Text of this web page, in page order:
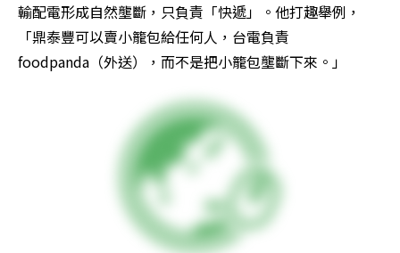
輸配電形成自然壟斷，只負責「快遞」。他打趣舉例，
「鼎泰豐可以賣小籠包給任何人，台電負責
foodpanda（外送），而不是把小籠包壟斷下來。」